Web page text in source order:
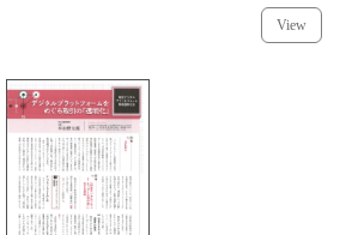
View